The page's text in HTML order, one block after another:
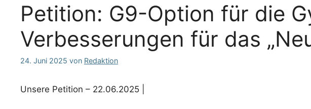
Petition: G9-Option für die
Verbesserungen für das
24. Juni 2025 von Redaktion
Unsere Petition – 22.06.2025 |